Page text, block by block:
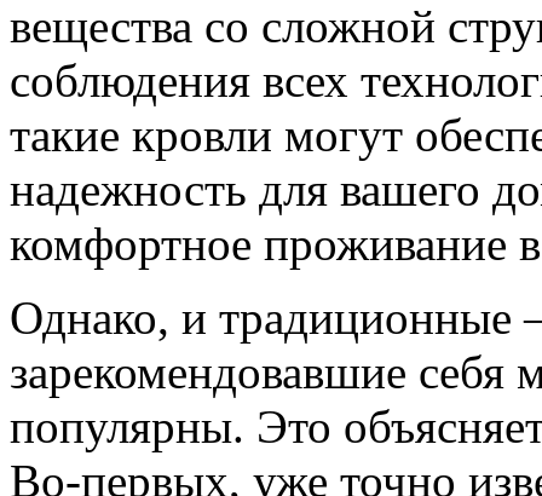
вещества со сложной
соблюдения всех
такие кровли могут
надежность для вашего
комфортное проживание
Однако, и традиционные
зарекомендовавшие себя
популярны. Это
Во-первых, уже точно